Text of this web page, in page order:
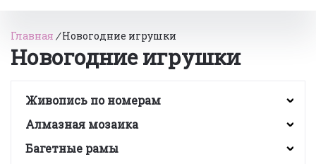
Главная /Новогодние игрушки
Новогодние игрушки
Живопись по номерам
Алмазная мозаика
Багетные рамы